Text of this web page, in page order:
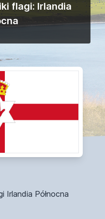
flagi: Irlandia
Irlandia Północna